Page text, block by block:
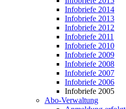
Infobriefe 2014
Infobriefe 2013
Infobriefe 2012
Infobriefe 2011
Infobriefe 2010
Infobriefe 2009
Infobriefe 2008
Infobriefe 2007
Infobriefe 2006
Infobriefe 2005
Abo-Verwaltung